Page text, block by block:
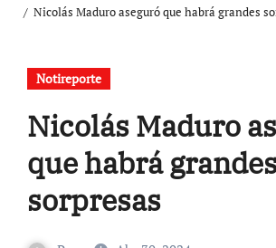
Nicolás Maduro aseguró que habrá grandes
Notireporte
Nicolás Maduro
que habrá
sorpresas